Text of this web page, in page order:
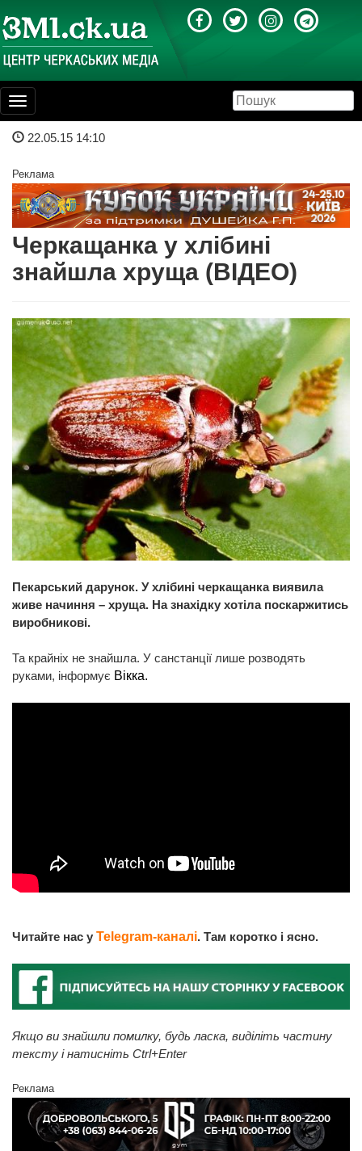
Toggle
navigation
22.05.15 14:10
Реклама
Черкащанка у хлібині
знайшла хруща (ВІДЕО)
Пекарський дарунок. У хлібині черкащанка виявила
живе начиння – хруща. На знахідку хотіла поскаржитись
виробникові.
Та крайніх не знайшла. У санстанції лише розводять
руками, інформує Вікка.
Читайте нас у Telegram-каналі. Там коротко і ясно.
Якщо ви знайшли помилку, будь ласка, виділіть частину
тексту і натисніть Ctrl+Enter
Реклама